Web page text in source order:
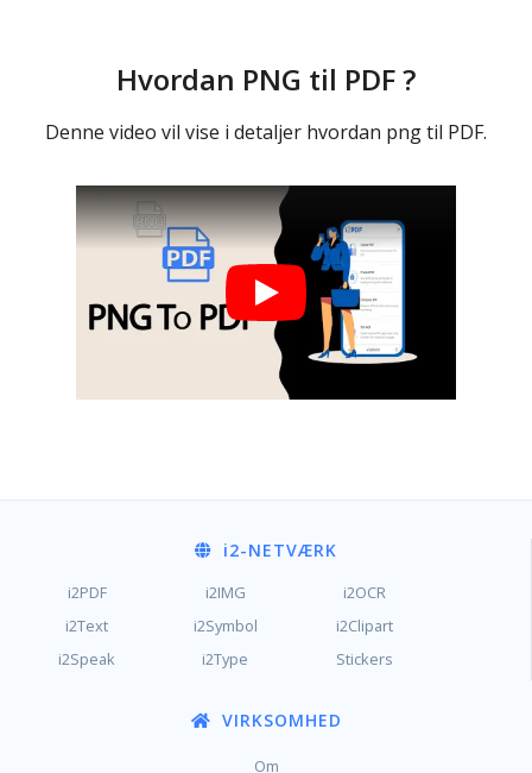
Hvordan PNG til PDF ?
Denne video vil vise i detaljer hvordan png til PDF.
i2-NETVÆRK
i2PDF i2IMG
i2OCR
i2Text
i2Symbol
i2Clipart
i2Speak
i2Type Stickers
VIRKSOMHED
Om